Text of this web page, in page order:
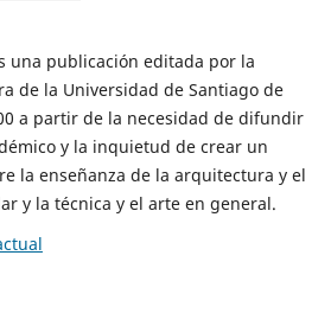
una publicación editada por la
de la Universidad de Santiago de
a partir de la necesidad de difundir
y la inquietud de crear un
la enseñanza de la arquitectura y el
y la técnica y el arte en general.